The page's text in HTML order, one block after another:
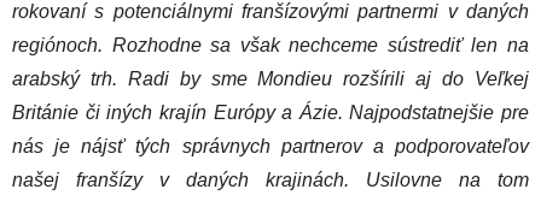
rokovaní s potenciálnymi franšízovými partnermi v daných
regiónoch. Rozhodne sa však nechceme sústrediť len na
arabský trh. Radi by sme Mondieu rozšírili aj do Veľkej
Británie či iných krajín Európy a Ázie. Najpodstatnejšie pre
nás je nájsť tých správnych partnerov a podporovateľov
našej franšízy v daných krajinách. Usilovne na tom